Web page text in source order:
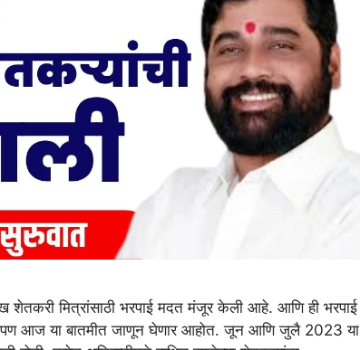
मित्रांसाठी भरपाई मदत मंजूर केली आहे. आणि ही भरपाई
आपण आज या बातमीत जाणून घेणार आहोत. जून आणि जुलै 2023 या